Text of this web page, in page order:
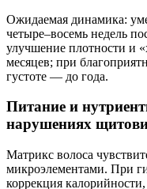
Ожидаемая динамика:
четыре–восемь недель
улучшение плотности и
месяцев; при
густоте — до года.
Питание и
нарушениях
Матрикс волоса
микроэлементами. При
коррекция